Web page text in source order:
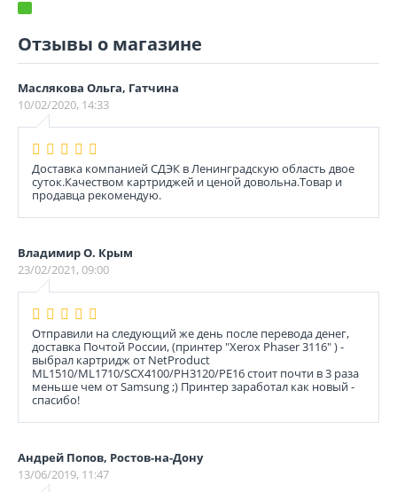
Отзывы о магазине
Маслякова Ольга, Гатчина
10/02/2020, 14:33
Доставка компанией СДЭК в Ленинградскую область двое
суток.Качеством картриджей и ценой довольна.Товар и
продавца рекомендую.
Владимир О. Крым
23/02/2021, 09:00
Отправили на следующий же день после перевода денег,
доставка Почтой России, (принтер "Xerox Phaser 3116" ) -
выбрал картридж от NetProduct
ML1510/ML1710/SCX4100/PH3120/PE16 стоит почти в 3 раза
меньше чем от Samsung ;) Принтер заработал как новый -
спасибо!
Андрей Попов, Ростов-на-Дону
13/06/2019, 11:47